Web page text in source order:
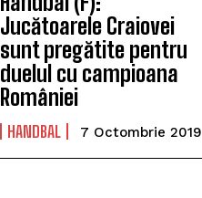
Jucătoarele Craiovei
sunt pregătite pentru
duelul cu campioana
României
HANDBAL 7 Octombrie 2019